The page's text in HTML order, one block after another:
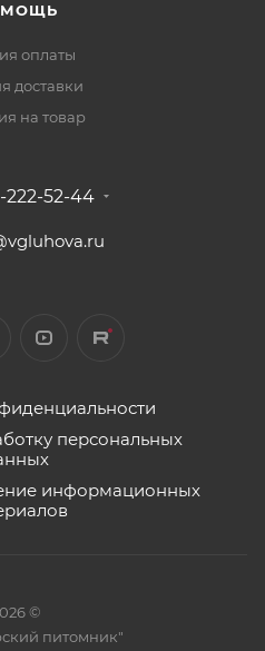
оплаты
доставки
на товар
52-44
персональных
информационных
©
питомник"